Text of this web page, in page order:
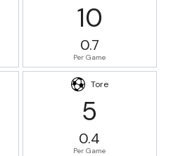
10
0.7
Per Game
Tore
5
0.4
Per Game